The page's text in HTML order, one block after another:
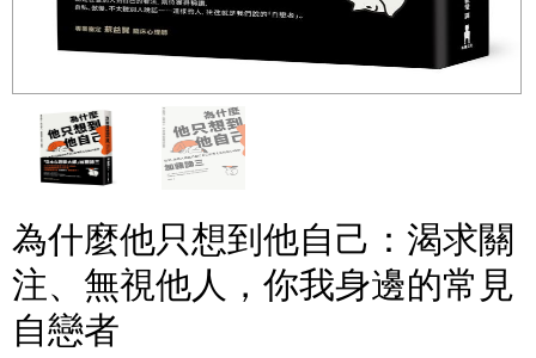
為什麼他只想到他自己：渴求關
注、無視他人，你我身邊的常見
自戀者